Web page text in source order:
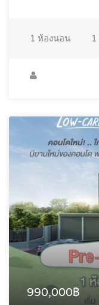
1 ห้องนอน 1
990,000฿